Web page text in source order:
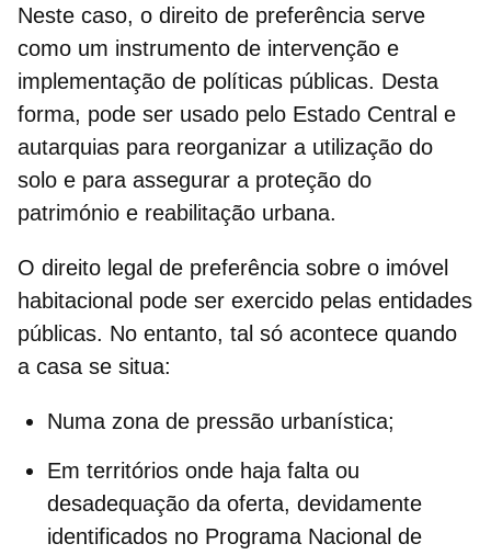
Neste caso, o direito de preferência serve
como um instrumento de intervenção e
implementação de políticas públicas. Desta
forma, pode ser usado pelo Estado Central e
autarquias para reorganizar a utilização do
solo e para assegurar a proteção do
património e reabilitação urbana.
O direito legal de preferência sobre o imóvel
habitacional pode ser exercido pelas entidades
públicas. No entanto, tal só acontece quando
a casa se situa:
Numa zona de pressão urbanística;
Em territórios onde haja falta ou
desadequação da oferta, devidamente
identificados no Programa Nacional de